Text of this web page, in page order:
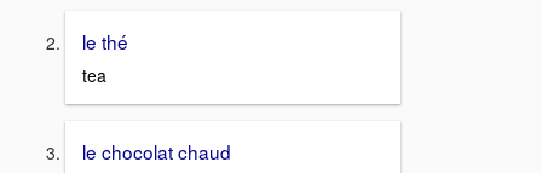
le thé
tea
le chocolat chaud